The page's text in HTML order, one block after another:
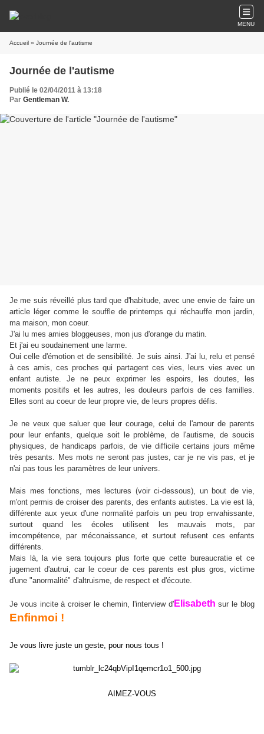
MENU
Accueil » Journée de l'autisme
Journée de l'autisme
Publié le 02/04/2011 à 13:18
Par Gentleman W.
Je me suis réveillé plus tard que d'habitude, avec une envie de faire un
article léger comme le souffle de printemps qui réchauffe mon jardin,
ma maison, mon coeur.
J'ai lu mes amies bloggeuses, mon jus d'orange du matin.
Et j'ai eu soudainement une larme.
Oui celle d'émotion et de sensibilité. Je suis ainsi. J'ai lu, relu et pensé
à ces amis, ces proches qui partagent ces vies, leurs vies avec un
enfant autiste. Je ne peux exprimer les espoirs, les doutes, les
moments positifs et les autres, les douleurs parfois de ces familles.
Elles sont au coeur de leur propre vie, de leurs propres défis.
Je ne veux que saluer que leur courage, celui de l'amour de parents
pour leur enfants, quelque soit le problème, de l'autisme, de soucis
physiques, de handicaps parfois, de vie difficile certains jours même
très pesants. Mes mots ne seront pas justes, car je ne vis pas, et je
n'ai pas tous les paramètres de leur univers.
Mais mes fonctions, mes lectures (voir ci-dessous), un bout de vie,
m'ont permis de croiser des parents, des enfants autistes. La vie est là,
différente aux yeux d'une normalité parfois un peu trop envahissante,
surtout quand les écoles utilisent les mauvais mots, par
imcompétence, par méconaissance, et surtout refusent ces enfants
différents.
Mais là, la vie sera toujours plus forte que cette bureaucratie et ce
jugement d'autrui, car le coeur de ces parents est plus gros, victime
d'une "anormalité" d'altruisme, de respect et d'écoute.
Je vous incite à croiser le chemin, l'interview d'Elisabeth sur le blog
Enfinmoi !
Je vous livre juste un geste, pour nous tous !
AIMEZ-VOUS